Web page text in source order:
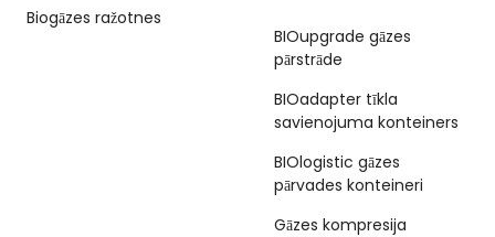
Biogāzes ražotnes
BIOupgrade gāzes
pārstrāde
BIOadapter tīkla
savienojuma konteiners
BIOlogistic gāzes
pārvades konteineri
Gāzes kompresija